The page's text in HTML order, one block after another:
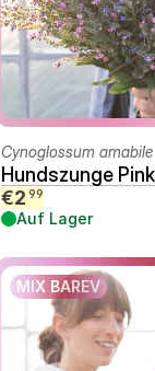
Cynoglossum amabile
Hundszunge
€2 99
Auf Lager
MIX BAREV